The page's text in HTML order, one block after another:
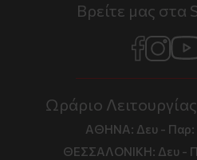
Βρείτε μας στα
Ωράριο
ΑΘΗΝΑ: Δευ -
ΘΕΣΣΑΛΟΝΙΚΗ: Δευ -